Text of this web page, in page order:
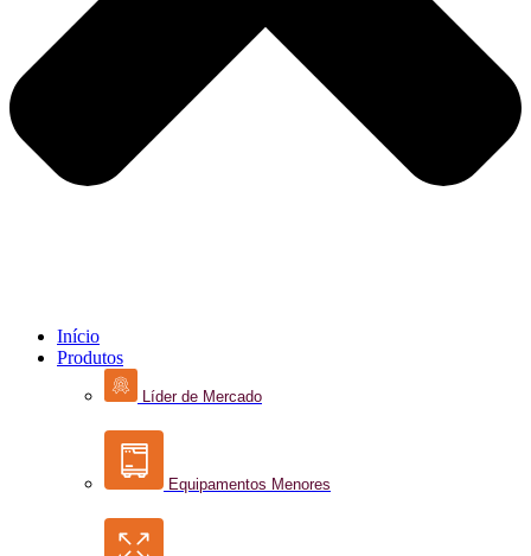
Início
Produtos
Líder de Mercado
Equipamentos Menores